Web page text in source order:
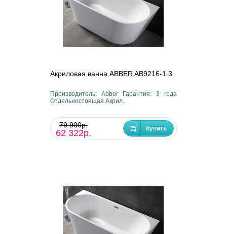
Акриловая ванна ABBER AB9216-1.3
Производитель: Abber Гарантия: 3 года
Отдельностоящая Акрил..
79 900р.
62 322р.